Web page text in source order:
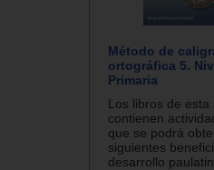
Método de
ortográfica 5.
Primaria
Los libros de esta
contienen
que se podrá
siguientes
desarrollo